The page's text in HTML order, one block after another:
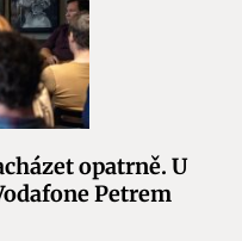
opatrně. U
Petrem